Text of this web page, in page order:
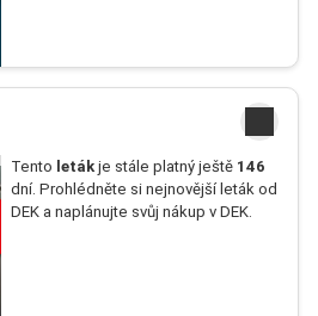
Tento letákje stále platný ještě 146
dní. Prohlédněte si nejnovější leták od
DEK a naplánujte svůj nákup v DEK.